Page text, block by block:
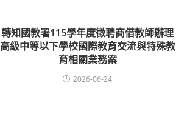
轉知國教署115學年度徵聘商借教師辦理
高級中等以下學校國際教育交流與特殊教
育相關業務案
2026-06-24